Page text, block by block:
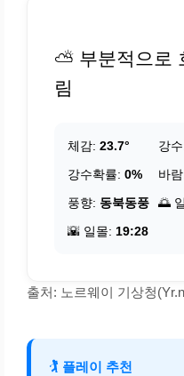
⛅ 부분적으로
림
체감: 23.7° 강
강수확률: 0% 바
풍향: 동북동풍 🌅
🌇 일몰: 19:28
출처: 노르웨이 기상청
🏌️ 플레이 추천